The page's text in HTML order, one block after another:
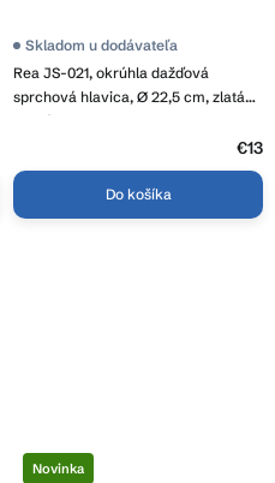
Rea JS-021, okrúhla dažďová
sprchová hlavica, Ø 22,5 cm, zlatá
lesklá, REA-P0390
Skladom u dodávateľa
€13
Do košíka
Novinka